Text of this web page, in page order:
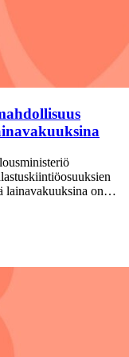
lainavakuuksina on…